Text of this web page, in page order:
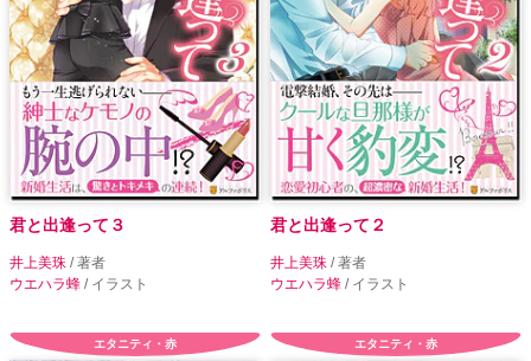
君と出逢って３
井上美珠 / 著者
ウエハラ蜂 / イラスト
君と出逢って２
井上美珠 / 著者
ウエハラ蜂 / イラスト
エタニティ・赤 エタニティ・赤